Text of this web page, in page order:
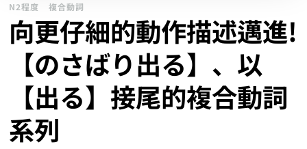
N2程度 複合動詞
向更仔細的動作描述邁進!
【のさばり出る】、以
【出る】接尾的複合動詞
系列